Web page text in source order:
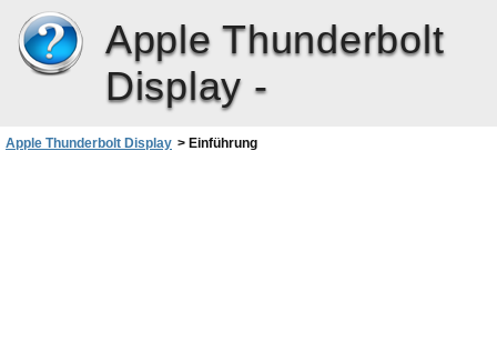
Apple Thunderbolt
Display -
Apple Thunderbolt Display > Einführung